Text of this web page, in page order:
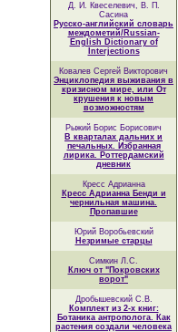
Д. И. Квеселевич, В. П.
Сасина
Русско-английский словарь
междометий/Russian-
English Dictionary of
Interjections
Ковалев Сергей Викторович
Энциклопедия выживания в
кризисном мире, или От
крушения к новым
возможностям
Рыжий Борис Борисович
В кварталах дальних и
печальных. Избранная
лирика. Роттердамский
дневник
Кресс Адрианна
Кресс Адрианна Бенди и
чернильная машина.
Пропавшие
Юрий Воробьевский
Незримые старцы
Симкин Л.С.
Ключ от "Покровских
ворот"
Дробышевский С.В.
Комплект из 2-х книг:
Ботаника антрополога. Как
растения создали человека